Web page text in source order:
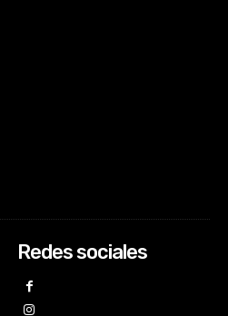
Redes sociales